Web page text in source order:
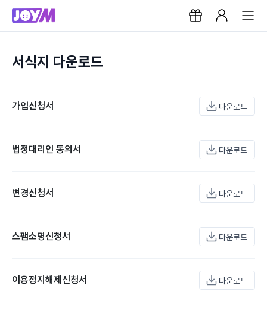
서식지 다운로드
가입신청서 다운로드
법정대리인 동의서 다운로드
변경신청서 다운로드
스팸소명신청서 다운로드
이용정지해제신청서 다운로드